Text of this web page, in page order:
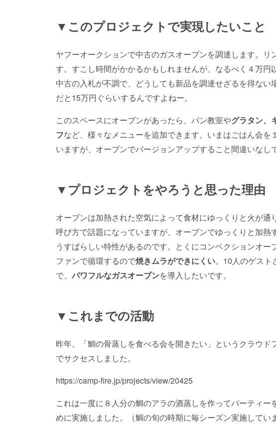
▼このプロジェクトで実現したいこと
ヤフーオークションで中古のガスオーブンを調達します。リ
す。すこし時間がかかるかもしれませんが、なるべく４万円
中古の入札が不調で、どうしても新品を調達せざるを得ない
だと15万円ぐらいするんですよねー。
このスペースにオーブンがあったら、パン教室やグラタン、
フなど、様々なメニューを追加できます。いまはごはん会を
いますが、オーブンでバージョンアップすること間違いなし
▼プロジェクトをやろうと思った理由
オーブンは加熱された空気によって食材にゆっくりと火が通
呼び方で話題になっていますが、オーブンでゆっくりと加熱
うすばらしい特性があるのです。とくにコンベクションオー
ファンで循環するので焼きムラができにくい。10人のゲスト
で、 パワフルなガスオーブンを導入したいです。
▼これまでの活動
昨年、「鯛の骨蒸しを食べる会を開きたい」というクラウド
でサクセスしました。
https://camp-fire.jp/projects/view/20425
これは一度に８人分の鯛のアラの酒蒸しを作ってパーティー
めに実施しました。（鯛の旬の時期に毎シーズン実施してい